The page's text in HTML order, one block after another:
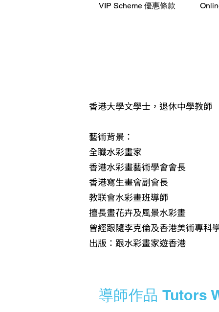
VIP Scheme 優惠條款
香港大學文學士，退休中學教師
藝術背景：
全職水彩畫家
香港水彩畫藝術學會會長
香港寫生畫會副會長
教联會水彩畫班導師
擅長畫花卉及風景水彩畫
曾經跟隨李克倫及香港美術專科
出版：跟水彩畫家遊香港
導師作品 Tutors